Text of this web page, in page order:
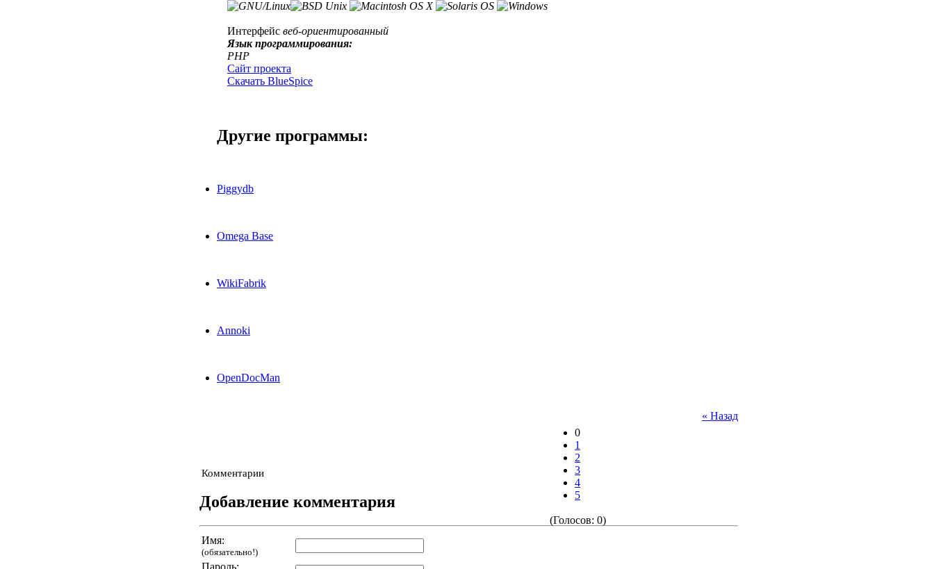
Интерфейс веб-ориентированный
Язык программирования:
PHP
Сайт проекта
Скачать BlueSpice
Другие программы:
Piggydb
Omega Base
WikiFabrik
Annoki
OpenDocMan
0
1
2
3
4
5
(Голосов: 0)
« Назад
Комментарии
Добавление комментария
Имя:
(обязательно!)